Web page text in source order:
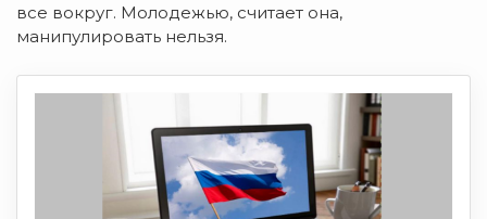
все вокруг. Молодежью, считает она,
манипулировать нельзя.